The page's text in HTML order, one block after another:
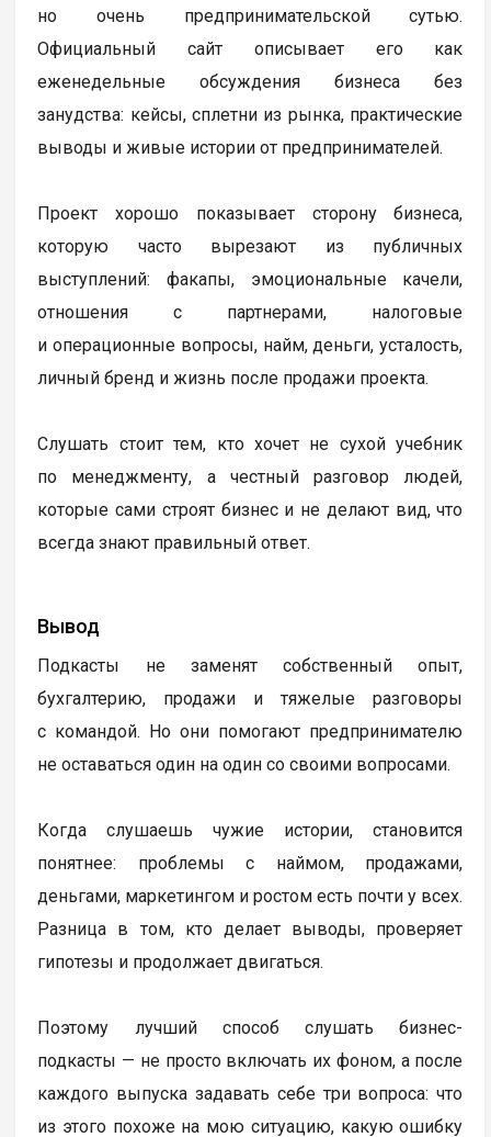
но очень предпринимательской сутью.
Официальный сайт описывает его как
еженедельные обсуждения бизнеса без
занудства: кейсы, сплетни из рынка, практические
выводы и живые истории от предпринимателей.
Проект хорошо показывает сторону бизнеса,
которую часто вырезают из публичных
выступлений: факапы, эмоциональные качели,
отношения с партнерами, налоговые
и операционные вопросы, найм, деньги, усталость,
личный бренд и жизнь после продажи проекта.
Слушать стоит тем, кто хочет не сухой учебник
по менеджменту, а честный разговор людей,
которые сами строят бизнес и не делают вид, что
всегда знают правильный ответ.
Вывод
Подкасты не заменят собственный опыт,
бухгалтерию, продажи и тяжелые разговоры
с командой. Но они помогают предпринимателю
не оставаться один на один со своими вопросами.
Когда слушаешь чужие истории, становится
понятнее: проблемы с наймом, продажами,
деньгами, маркетингом и ростом есть почти у всех.
Разница в том, кто делает выводы, проверяет
гипотезы и продолжает двигаться.
Поэтому лучший способ слушать бизнес-
подкасты — не просто включать их фоном, а после
каждого выпуска задавать себе три вопроса: что
из этого похоже на мою ситуацию, какую ошибку